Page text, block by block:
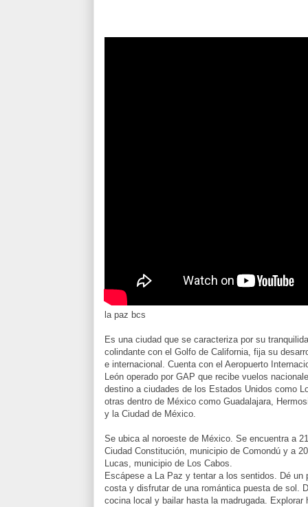
la paz bcs
Es una ciudad que se caracteriza por su
colindante con el Golfo de California, fija su
e internacional. Cuenta con el Aeropuerto
León operado por GAP que recibe vuelos
destino a ciudades de los Estados Unidos como
otras dentro de México como Guadalajara,
y la Ciudad de México.
Se ubica al noroeste de México. Se encuentra a
Ciudad Constitución, municipio de Comondú y a
Lucas, municipio de Los Cabos.
Escápese a La Paz y tentar a los sentidos. Dé un
costa y disfrutar de una romántica puesta de sol.
cocina local y bailar hasta la madrugada. Explorar